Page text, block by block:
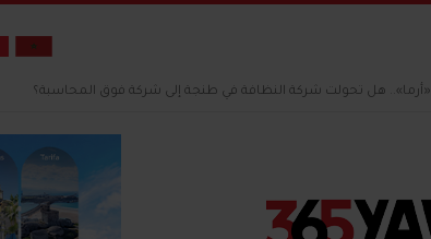
«أرما».. هل تحولت شركة النظافة في طنجة إلى شركة فوق المحاسبة؟